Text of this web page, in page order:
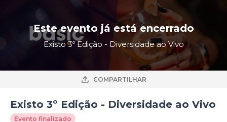
Este evento já está encerrado
Existo 3º Edição - Diversidade ao Vivo
COMPARTILHAR
Existo 3º Edição - Diversidade ao Vivo
Evento finalizado